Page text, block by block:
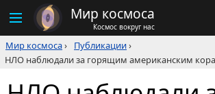
Мир космоса
Космос вокруг нас
Мир космоса› Публикации›
НЛО наблюдали за горящим американским